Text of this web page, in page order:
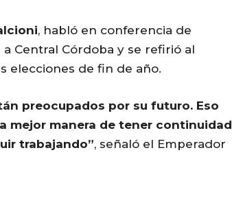
, habló en conferencia de
Central Córdoba y se refirió al
elecciones de fin de año.
preocupados por su futuro. Eso
mejor manera de tener continuidad
trabajando”, señaló el Emperador